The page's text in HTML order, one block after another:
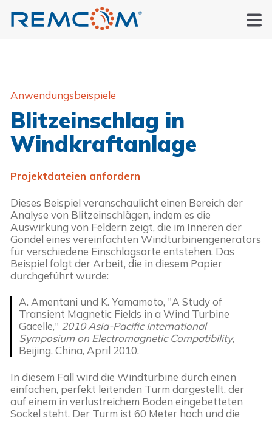
Anwendungsbeispiele
Blitzeinschlag in
Windkraftanlage
Projektdateien anfordern
Dieses Beispiel veranschaulicht einen Bereich der
Analyse von Blitzeinschlägen, indem es die
Auswirkung von Feldern zeigt, die im Inneren der
Gondel eines vereinfachten Windturbinengenerators
für verschiedene Einschlagsorte entstehen. Das
Beispiel folgt der Arbeit, die in diesem Papier
durchgeführt wurde:
A. Amentani und K. Yamamoto, "A Study of
Transient Magnetic Fields in a Wind Turbine
Gacelle," 2010 Asia-Pacific International
Symposium on Electromagnetic Compatibility,
Beijing, China, April 2010.
In diesem Fall wird die Windturbine durch einen
einfachen, perfekt leitenden Turm dargestellt, der
auf einem in verlustreichem Boden eingebetteten
Sockel steht. Der Turm ist 60 Meter hoch und die